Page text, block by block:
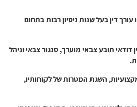
עורך דין בעל שנות ניסיון רבות בתחום
דודאי תובע צבאי מוערך, סנגור צבאי וניהל
השגת המטרות של לקוחותיו,